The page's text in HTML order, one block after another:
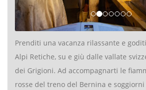
Prenditi una vacanza rilassante e
Alpi Retiche, su e giù dalle vallate
dei Grigioni. Ad accompagnarti le
rosse del treno del Bernina e